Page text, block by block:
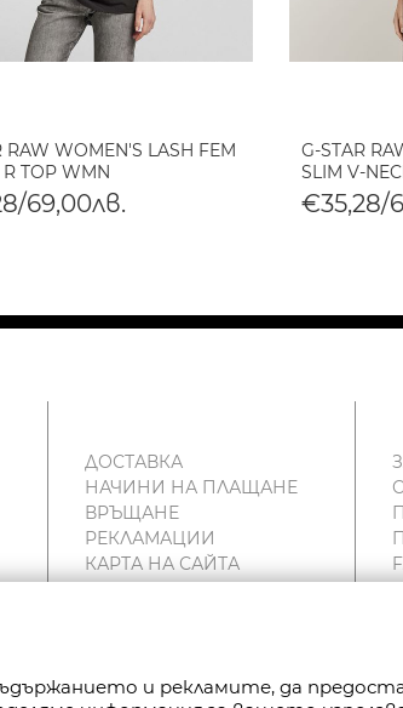
RAW WOMEN'S LASH FEM
TOP WMN
69,00лв.
G-STAR
SLIM V-
€35,28/
ДОСТАВКА
НАЧИНИ НА ПЛАЩАНЕ
ВРЪЩАНЕ
РЕКЛАМАЦИИ
КАРТА НА САЙТА
и рекламите, да